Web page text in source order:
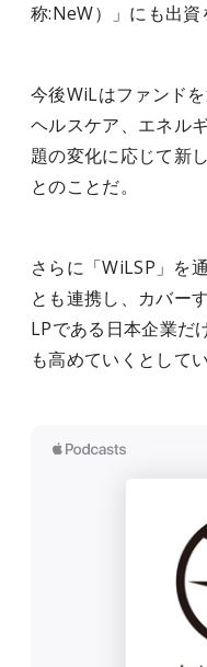
称:NeW）」にも出資
今後WiLはファンド
ヘルスケア、エネル
題の変化に応じて新
とのことだ。
さらに「WiLSP」を
とも連携し、カバー
LPである日本企業だ
も高めていくとしてい